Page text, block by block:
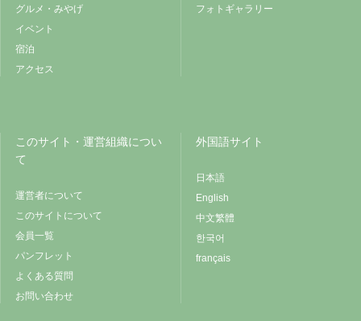
グルメ・みやげ
イベント
宿泊
アクセス
フォトギャラリー
このサイト・運営組織につい
て
運営者について
このサイトについて
会員一覧
パンフレット
よくある質問
お問い合わせ
外国語サイト
日本語
English
中文繁體
한국어
français